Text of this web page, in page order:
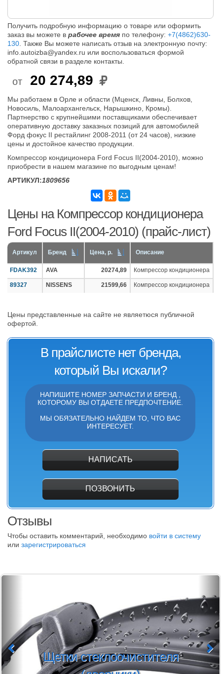
Получить подробную информацию о товаре или оформить
заказ вы можете в рабочее время по телефону: +7(4862)630-
130 . Также Вы можете написать отзыв на электронную почту:
info.autoizba@yandex.ru или воспользоваться формой
обратной связи в разделе контакты.
от 20 274,89
Мы работаем в Орле и области (Мценск, Ливны, Болхов,
Новосиль, Малоархангельск, Нарышкино, Кромы).
Партнерство с крупнейшими поставщиками обеспечивает
оперативную доставку заказных позиций для автомобилей
Форд фокус II рестайлинг 2008-2011 (от 24 часов), низкие
цены и достойное качество продукции.
Компрессор кондиционера Ford Focus II(2004-2010), можно
приобрести в нашем магазине по выгодным ценам!
АРТИКУЛ:1809656
Цены на Компрессор кондиционера
Ford Focus II(2004-2010) (прайс-лист)
Артикул Бренд Цена, р. Описание
FDAK392 AVA 20274,89 Компрессор кондиционера
89327 NISSENS 21599,66 Компрессор кондиционера
Цены представленные на сайте не являетюся публичной
офертой.
В прайслисте нет бренда,
который Вы искали?
НАПИШИТЕ НОМЕР ЗАПЧАСТИ И БРЕНД ,
КОТОРОМУ ВЫ ОТДАЕТЕ ПРЕДПОЧТЕНИЕ.
МЫ ОБЯЗАТЕЛЬНО НАЙДЕМ ТО, ЧТО ВАС
ИНТЕРЕСУЕТ.
НАПИСАТЬ
ПОЗВОНИТЬ
Отзывы
Чтобы оставить комментарий, необходимо войти в систему
или зарегистрироваться